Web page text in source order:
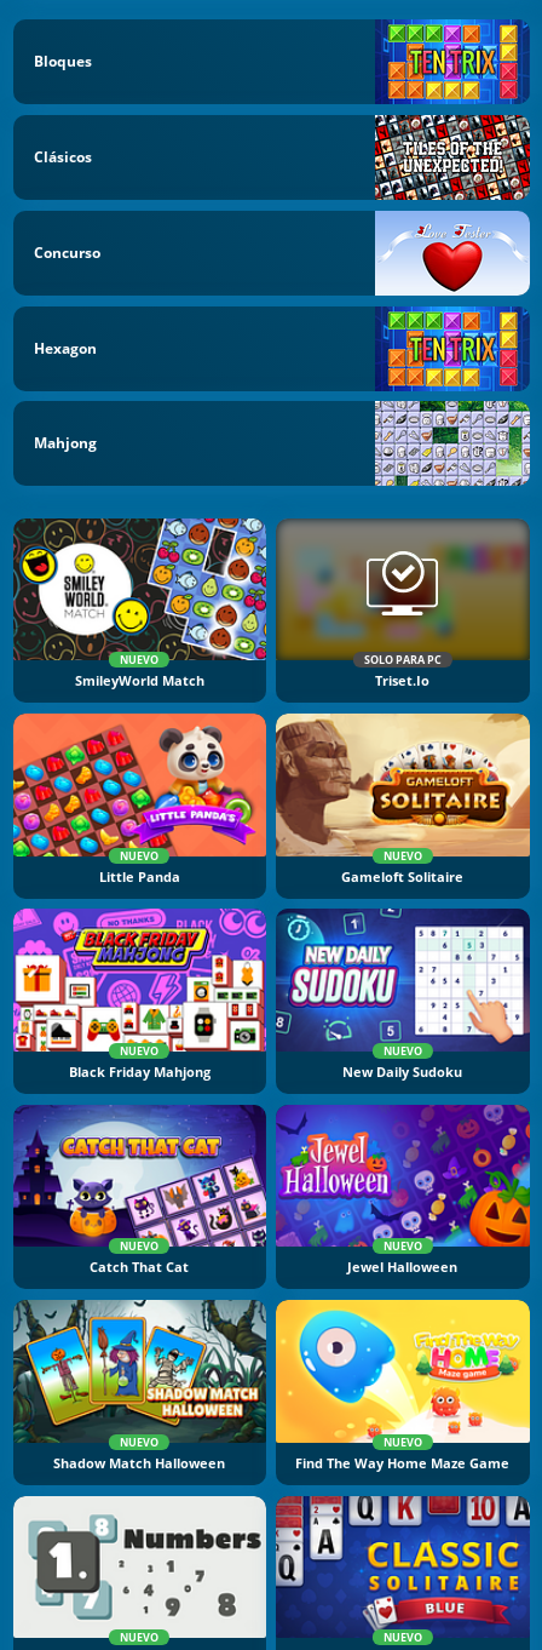
Bloques
Clásicos
Concurso
Hexagon
Mahjong
NUEVO
SmileyWorld Match
SOLO PARA PC
Triset.io
NUEVO
Little Panda
NUEVO
Gameloft Solitaire
NUEVO
Black Friday Mahjong
NUEVO
New Daily Sudoku
NUEVO
Catch That Cat
NUEVO
Jewel Halloween
NUEVO
Shadow Match Halloween
NUEVO
Find The Way Home Maze Game
NUEVO NUEVO